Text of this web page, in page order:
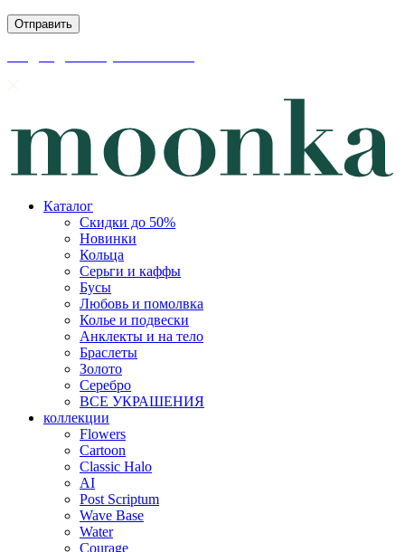
Каталог
Скидки до 50%
Новинки
Кольца
Серьги и каффы
Бусы
Любовь и помолвка
Колье и подвески
Анклекты и на тело
Браслеты
Золото
Серебро
ВСЕ УКРАШЕНИЯ
коллекции
Flowers
Cartoon
Classic Halo
AI
Post Scriptum
Wave Base
Water
Courage